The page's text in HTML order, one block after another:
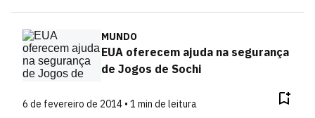
MUNDO
EUA oferecem ajuda na segurança
de Jogos de Sochi
6 de fevereiro de 2014 • 1 min de leitura